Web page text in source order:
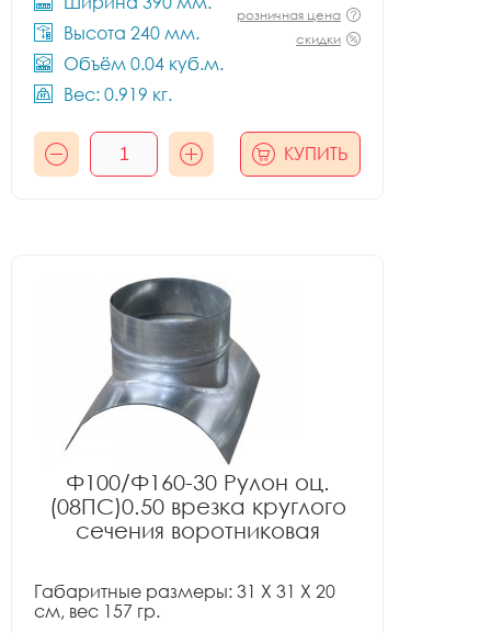
Высота 240 мм.
Объём 0.04 куб.м.
Вес: 0.919 кг.
розничная цена
скидки
КУПИТЬ
Ф100/Ф160-30 Рулон оц.
(08ПС)0.50 врезка круглого
сечения воротниковая
Габаритные размеры: 31 X 31 X 20
см, вес 157 гр.